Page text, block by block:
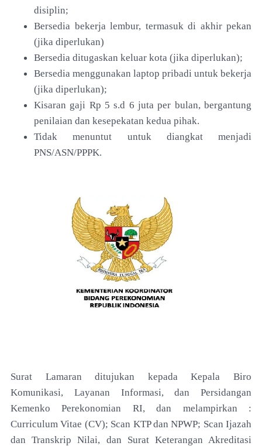
disiplin;
Bersedia bekerja lembur, termasuk di akhir pekan
(jika diperlukan)
Bersedia ditugaskan keluar kota (jika diperlukan);
Bersedia menggunakan laptop pribadi untuk bekerja
(jika diperlukan);
Kisaran gaji Rp 5 s.d 6 juta per bulan, bergantung
penilaian dan kesepekatan kedua pihak.
Tidak menuntut untuk diangkat menjadi
PNS/ASN/PPPK.
Surat Lamaran ditujukan kepada Kepala Biro
Komunikasi, Layanan Informasi, dan Persidangan
Kemenko Perekonomian RI, dan melampirkan :
Curriculum Vitae (CV); Scan KTP dan NPWP; Scan Ijazah
dan Transkrip Nilai, dan Surat Keterangan Akreditasi